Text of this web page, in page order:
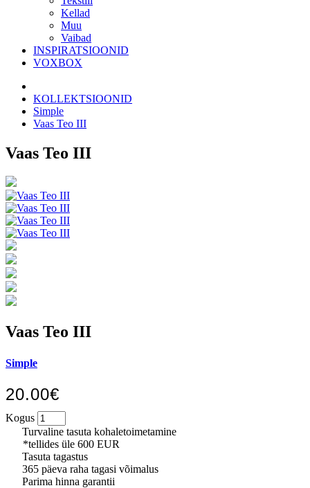
Kellad
Muu
Vaibad
INSPIRATSIOONID
VOXBOX
KOLLEKTSIOONID
Simple
Vaas Teo III
Vaas Teo III
Vaas Teo III
Simple
20.00€
Kogus
Turvaline tasuta kohaletoimetamine
*tellides üle 600 EUR
Tasuta tagastus
365 päeva raha tagasi võimalus
Parima hinna garantii